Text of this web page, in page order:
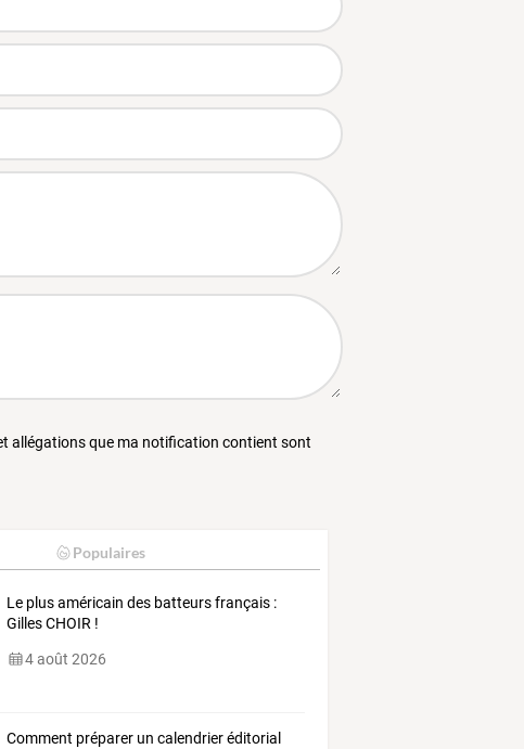
allégations que ma notification contient sont
Populaires
Le plus américain des batteurs français :
Gilles CHOIR !
4 août 2026
Comment préparer un calendrier éditorial